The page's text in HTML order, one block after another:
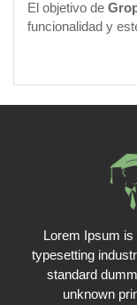
El objetivo de
funcionalidad y
Lorem Ipsum
typesetting
standard
unknown